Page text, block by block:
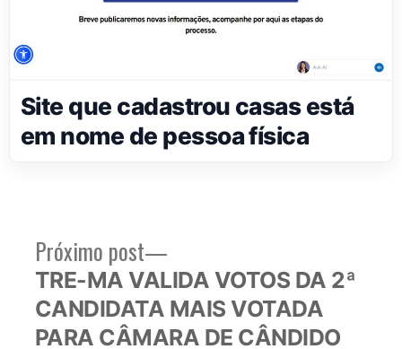
Site que cadastrou casas está
em nome de pessoa física
Navegação
de
Post
Próximo post
Próximo
post:
TRE-MA VALIDA VOTOS DA 2ª
CANDIDATA MAIS VOTADA
PARA CÂMARA DE CÂNDIDO